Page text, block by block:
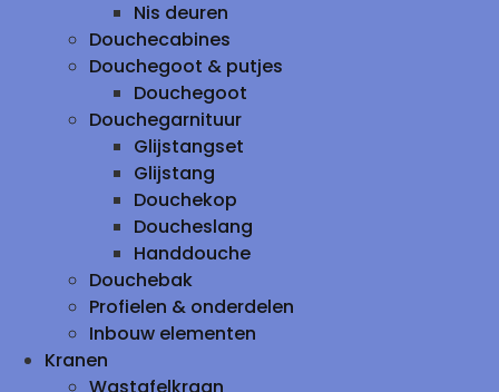
Nis deuren
Douchecabines
Douchegoot & putjes
Douchegoot
Douchegarnituur
Glijstangset
Glijstang
Douchekop
Doucheslang
Handdouche
Douchebak
Profielen & onderdelen
Inbouw elementen
Kranen
Wastafelkraan